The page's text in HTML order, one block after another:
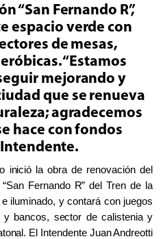
“San Fernando R”,
espacio verde con
de mesas,
“Estamos
mejorando y
que se renueva
agradecemos
hace con fondos
inició la obra de renovación del
“San Fernando R” del Tren de la
iluminado, y contará con juegos
bancos, sector de calistenia y
El Intendente Juan Andreotti